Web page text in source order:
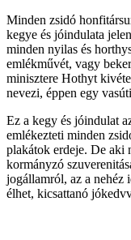
Minden zsidó
kegye és jóindulata
minden nyilas és
emlékművét, vagy
minisztere Hothyt
nevezi, éppen egy
Ez a kegy és jóindulat
emlékezteti minden
plakátok erdeje. De aki
kormányzó
jogállamról, az a nehéz
élhet, kicsattanó